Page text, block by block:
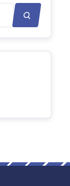
SUCHEN